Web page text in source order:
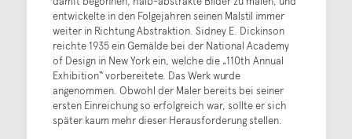
entwickelte in den Folgejahren seinen Malstil immer
weiter in Richtung Abstraktion. Sidney E. Dickinson
reichte 1935 ein Gemälde bei der National Academy
of Design in New York ein, welche die „110th Annual
Exhibition“ vorbereitete. Das Werk wurde
angenommen. Obwohl der Maler bereits bei seiner
ersten Einreichung so erfolgreich war, sollte er sich
später kaum mehr dieser Herausforderung stellen.